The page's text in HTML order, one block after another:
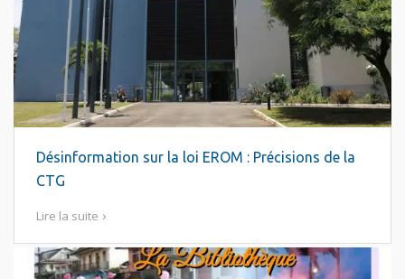
Désinformation sur la loi EROM : Précisions de la
CTG
Lire la suite